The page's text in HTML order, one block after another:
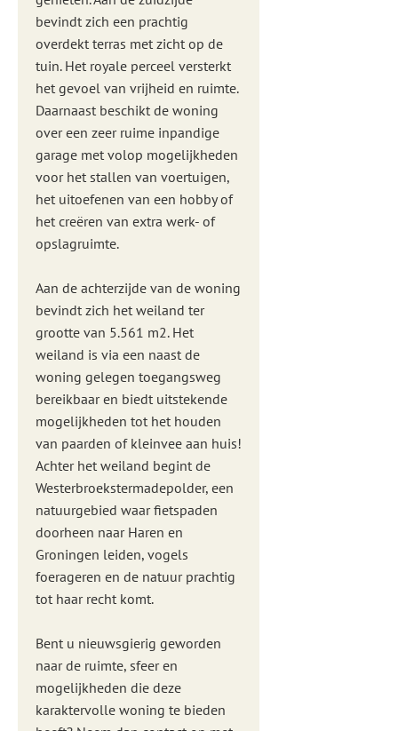
bevindt zich een prachtig
overdekt terras met zicht op de
tuin. Het royale perceel versterkt
het gevoel van vrijheid en ruimte.
Daarnaast beschikt de woning
over een zeer ruime inpandige
garage met volop mogelijkheden
voor het stallen van voertuigen,
het uitoefenen van een hobby of
het creëren van extra werk- of
opslagruimte.
Aan de achterzijde van de woning
bevindt zich het weiland ter
grootte van 5.561 m2. Het
weiland is via een naast de
woning gelegen toegangsweg
bereikbaar en biedt uitstekende
mogelijkheden tot het houden
van paarden of kleinvee aan huis!
Achter het weiland begint de
Westerbroekstermadepolder, een
natuurgebied waar fietspaden
doorheen naar Haren en
Groningen leiden, vogels
foerageren en de natuur prachtig
tot haar recht komt.
Bent u nieuwsgierig geworden
naar de ruimte, sfeer en
mogelijkheden die deze
karaktervolle woning te bieden